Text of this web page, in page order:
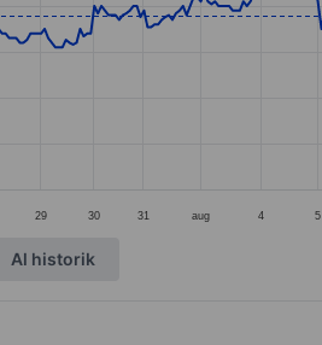
29 30 31 aug 4 5
Al historik